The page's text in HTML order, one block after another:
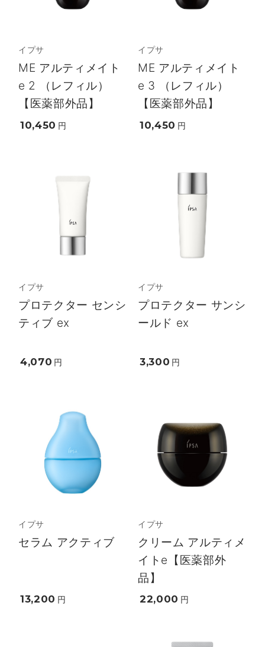
イプサ
ME アルティメイト
e 2 （レフィル）
【医薬部外品】
10,450 円
イプサ
ME アルティメイト
e 3 （レフィル）
【医薬部外品】
10,450 円
イプサ
プロテクター センシ
ティブ ex
4,070 円
イプサ
プロテクター サンシ
ールド ex
3,300 円
イプサ
セラム アクティブ
13,200 円
イプサ
クリーム アルティメ
イトe【医薬部外
品】
22,000 円